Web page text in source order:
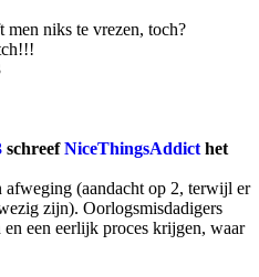
men niks te vrezen, toch?
schreefNiceThingsAddict het
(aandacht op 2, terwijl er
zijn). Oorlogsmisdadigers
een eerlijk proces krijgen, waar